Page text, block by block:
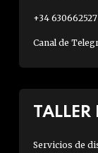
+34 630662527
Canal de
TALLER
Servicios de